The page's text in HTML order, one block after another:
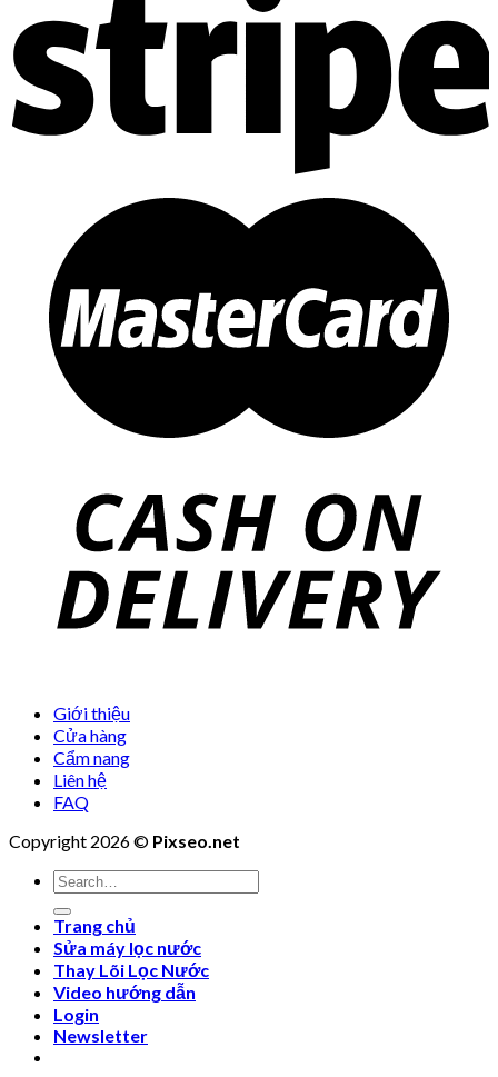
Giới thiệu
Cửa hàng
Cẩm nang
Liên hệ
FAQ
Copyright 2026 © Pixseo.net
Search
for:
Trang chủ
Sửa máy lọc nước
Thay Lõi Lọc Nước
Video hướng dẫn
Login
Newsletter